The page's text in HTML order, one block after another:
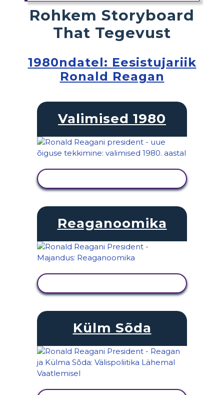
Rohkem Storyboard
That Tegevust
1980ndatel: Eesistujariik
Ronald Reagan
Valimised 1980
Reaganoomika
Külm Sõda